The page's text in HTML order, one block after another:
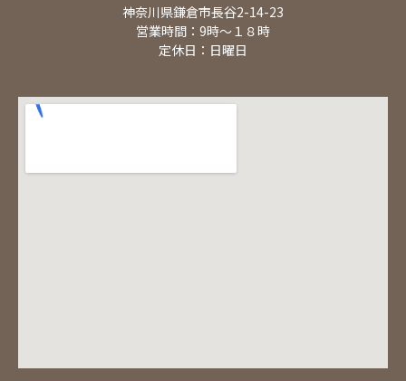
神奈川県鎌倉市長谷2-14-23
営業時間：9時～１８時
定休日：日曜日